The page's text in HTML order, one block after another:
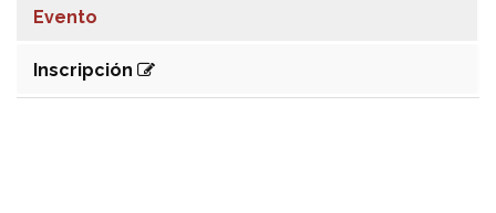
Evento
Inscripción